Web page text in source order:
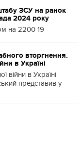
ЗСУ на ранок
2024 року
на 2200 19
вторгнення.
в Україні
війни в Україні
представив у